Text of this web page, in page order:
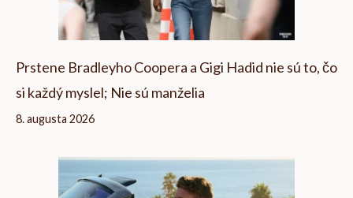
Prstene Bradleyho Coopera a Gigi Hadid nie sú to, čo
si každý myslel; Nie sú manželia
8. augusta 2026